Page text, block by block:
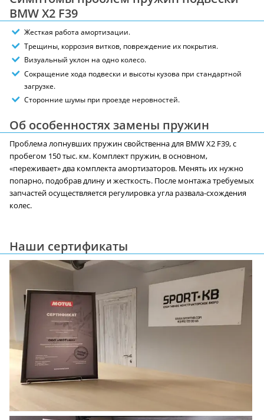
BMW X2 F39
Жесткая работа амортизации.
Трещины, коррозия витков, повреждение их покрытия.
Визуальный уклон на одно колесо.
Сокращение хода подвески и высоты кузова при стандартной
загрузке.
Сторонние шумы при проезде неровностей.
Об особенностях замены пружин
Проблема лопнувших пружин свойственна для BMW X2 F39, с
пробегом 150 тыс. км. Комплект пружин, в основном,
«переживает» два комплекта амортизаторов. Менять их нужно
попарно, подобрав длину и жесткость. После монтажа требуемых
запчастей осуществляется регулировка угла развала-схождения
колес.
Наши сертификаты